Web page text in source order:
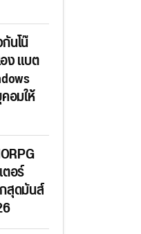
นโน๊
ง แบต
อมให้
อร์
สุดมันส์